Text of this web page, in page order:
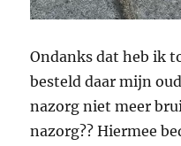
Ondanks dat heb ik
besteld daar mijn
nazorg niet meer
nazorg?? Hiermee